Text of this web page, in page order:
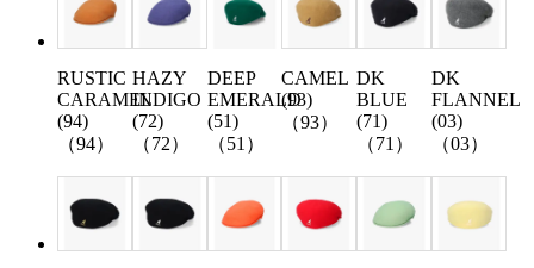
RUSTIC
CARAMEL
(94)
（94）
HAZY
INDIGO
(72)
（72）
DEEP
EMERALD
(51)
（51）
CAMEL
(93)
（93）
DK
BLUE
(71)
（71）
DK
FLANNEL
(03)
（03）